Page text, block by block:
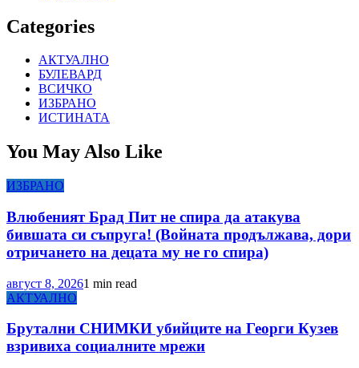
Categories
АКТУАЛНО
БУЛЕВАРД
ВСИЧКО
ИЗБРАНО
ИСТИНАТА
You May Also Like
ИЗБРАНО
Влюбеният Брад Пит не спира да атакува
бившата си съпруга! (Войната продължава, дори
отричането на децата му не го спира)
август 8, 20261 min read
АКТУАЛНО
Брутални СНИМКИ убийците на Георги Кузев
взривиха социалните мрежи